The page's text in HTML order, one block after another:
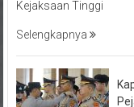
Kejaksaan Tinggi
Selengkapnya